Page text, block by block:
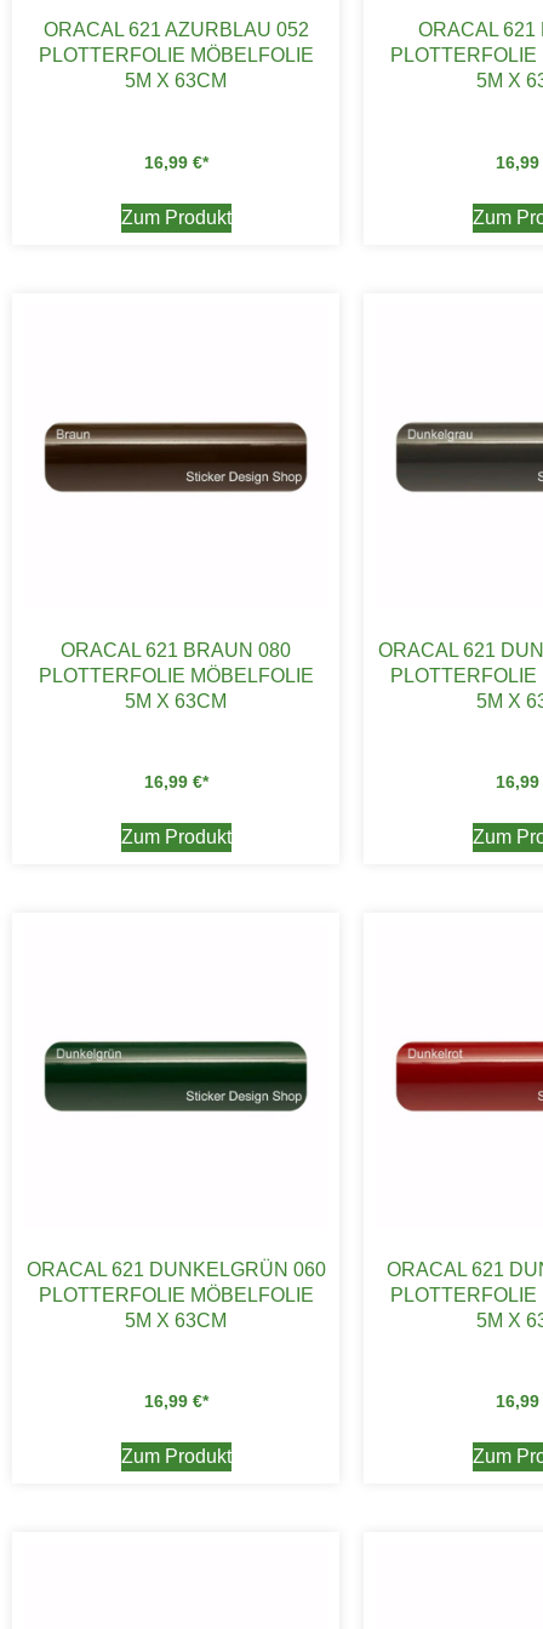
ORACAL 621 AZURBLAU 052
PLOTTERFOLIE MÖBELFOLIE
5M X 63CM
16,99 €
Zum Produkt
ORACAL 621
PLOTTERFOLIE
5M X
16,99
Zum
ORACAL 621 BRAUN 080
PLOTTERFOLIE MÖBELFOLIE
5M X 63CM
16,99 €
Zum Produkt
ORACAL 621
PLOTTERFOLIE
5M X
16,99
Zum
ORACAL 621 DUNKELGRÜN 060
PLOTTERFOLIE MÖBELFOLIE
5M X 63CM
16,99 €
Zum Produkt
ORACAL 621
PLOTTERFOLIE
5M X
16,99
Zum